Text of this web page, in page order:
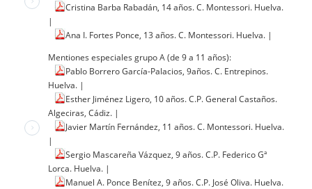
Cristina Barba Rabadán, 14 años. C. Montessori. Huelva.
|
Ana I. Fortes Ponce, 13 años. C. Montessori. Huelva. |
Mentiones especiales grupo A (de 9 a 11 años):
Pablo Borrero García-Palacios, 9años. C. Entrepinos.
Huelva. |
Esther Jiménez Ligero, 10 años. C.P. General Castaños.
Algeciras, Cádiz. |
Javier Martín Fernández, 11 años. C. Montessori. Huelva.
|
Sergio Mascareña Vázquez, 9 años. C.P. Federico Gª
Lorca. Huelva. |
Manuel A. Ponce Benítez, 9 años. C.P. José Oliva. Huelva.